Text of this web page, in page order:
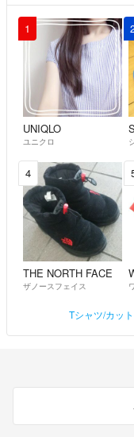
1
UNIQLO
ユニクロ
4
THE NORTH FACE
ザノースフェイス
Tシャツ/カッ